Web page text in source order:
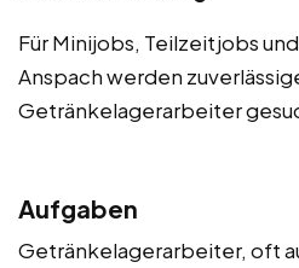
Für Minijobs, Teilzeitjobs
Anspach werden
Getränkelagerarbeiter
Aufgaben
Getränkelagerarbeiter, oft